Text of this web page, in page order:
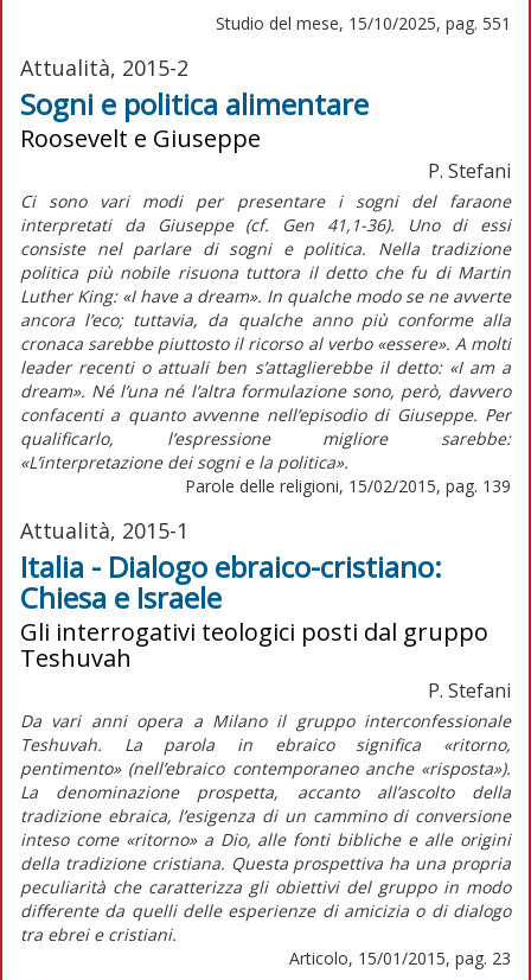
Studio del mese, 15/10/2025, pag. 551
Attualità, 2015-2
Sogni e politica alimentare
Roosevelt e Giuseppe
P. Stefani
Ci sono vari modi per presentare i sogni del faraone
interpretati da Giuseppe (cf. Gen 41,1-36). Uno di essi
consiste nel parlare di sogni e politica. Nella tradizione
politica più nobile risuona tuttora il detto che fu di Martin
Luther King: «I have a dream». In qualche modo se ne avverte
ancora l’eco; tuttavia, da qualche anno più conforme alla
cronaca sarebbe piuttosto il ricorso al verbo «essere». A molti
leader recenti o attuali ben s’attaglierebbe il detto: «I am a
dream». Né l’una né l’altra formulazione sono, però, davvero
confacenti a quanto avvenne nell’episodio di Giuseppe. Per
qualificarlo, l’espressione migliore sarebbe:
«L’interpretazione dei sogni e la politica».
Parole delle religioni, 15/02/2015, pag. 139
Attualità, 2015-1
Italia - Dialogo ebraico-cristiano:
Chiesa e Israele
Gli interrogativi teologici posti dal gruppo
Teshuvah
P. Stefani
Da vari anni opera a Milano il gruppo interconfessionale
Teshuvah. La parola in ebraico significa «ritorno,
pentimento» (nell’ebraico contemporaneo anche «risposta»).
La denominazione prospetta, accanto all’ascolto della
tradizione ebraica, l’esigenza di un cammino di conversione
inteso come «ritorno» a Dio, alle fonti bibliche e alle origini
della tradizione cristiana. Questa prospettiva ha una propria
peculiarità che caratterizza gli obiettivi del gruppo in modo
differente da quelli delle esperienze di amicizia o di dialogo
tra ebrei e cristiani.
Articolo, 15/01/2015, pag. 23